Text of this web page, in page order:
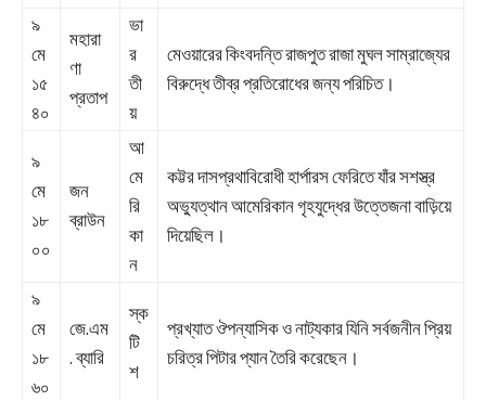
৯
মে
১৫
৪০
মহারা
ণা
প্রতাপ
ভা
র
তী
য়
মেওয়ারের কিংবদন্তি রাজপুত রাজা মুঘল সাম্রাজ্যের
বিরুদ্ধে তীব্র প্রতিরোধের জন্য পরিচিত।
৯
মে
১৮
০০
জন
ব্রাউন
আ
মে
রি
কা
ন
কট্টর দাসপ্রথাবিরোধী হার্পারস ফেরিতে যাঁর সশস্ত্র
অভ্যুত্থান আমেরিকান গৃহযুদ্ধের উত্তেজনা বাড়িয়ে
দিয়েছিল।
৯
মে
১৮
৬০
জে.এম
. ব্যারি
স্ক
টি
শ
প্রখ্যাত ঔপন্যাসিক ও নাট্যকার যিনি সর্বজনীন প্রিয়
চরিত্র পিটার প্যান তৈরি করেছেন।